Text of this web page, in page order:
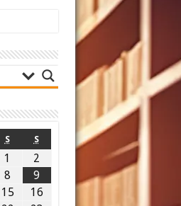
S S
1
2
8
9
15
16